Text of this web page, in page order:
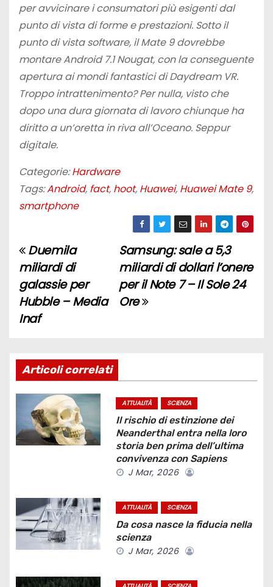
per avvicinare i consumatori più esigenti dal
punto di vista di forme e prestazioni. Sotto il
punto di vista software, il Mate 9 dovrebbe
montare Android 7.1 Nougat, con la conseguente
apertura ai mondi fantastici di Daydream VR.
Troppo intrattenimento? Per nulla, visto che
dopo una dura giornata di lavoro chiunque ha
diritto a un’oretta in riva all’Oceano. Seppur
digitale.
Categorie:Hardware
Tags:Android, fact, hoot, Huawei, Huawei Mate 9,
smartphone
N
a
v
g
a
i
e
a
Samsung: sale a 5,3
miliardi di dollari l’onere
per il Note 7 – Il Sole 24
Ore
Duemila
miliardi di
galassie per
Hubble – Media
Inaf
Articoli correlati
ATTUALITÀ SCIENZA
Il rischio di estinzione dei
Neanderthal entra nella loro
storia ben prima dell’ultima
convivenza con Sapiens
J Mar, 2026
ATTUALITÀ SCIENZA
Da cosa nasce la fiducia nella
scienza
J Mar, 2026